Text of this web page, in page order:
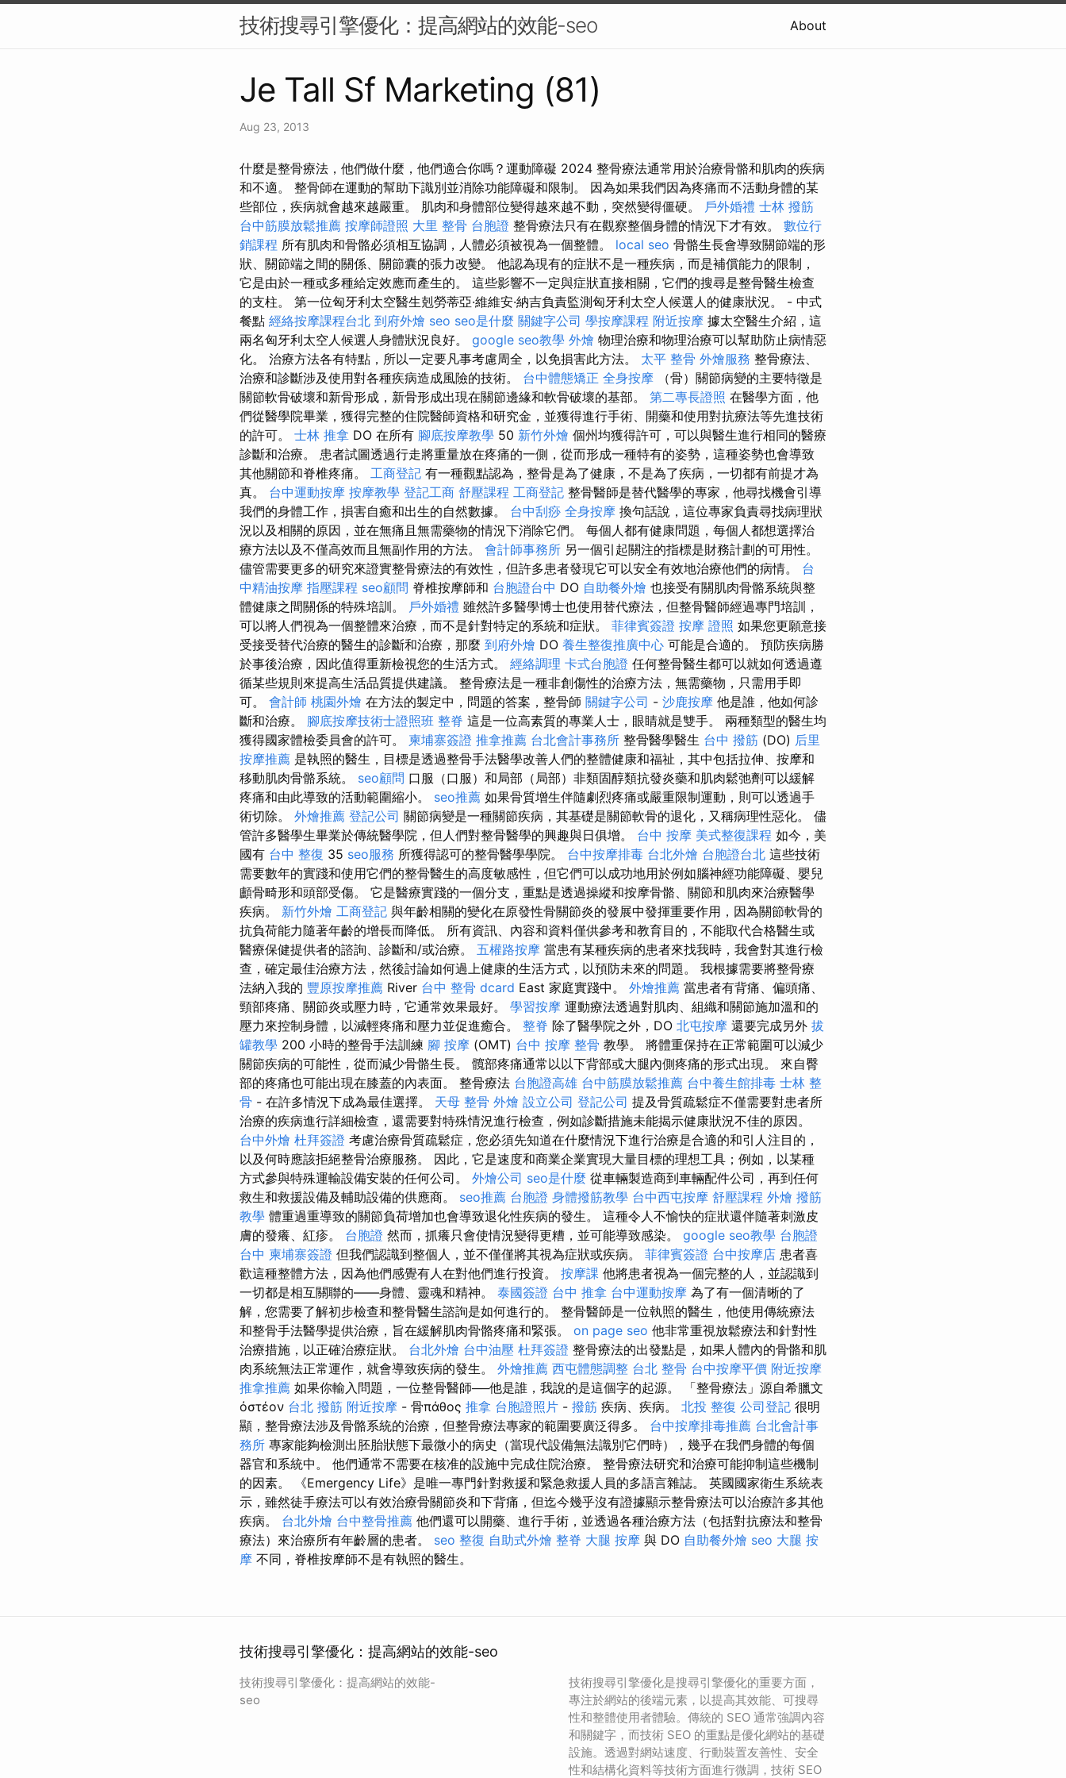
技術搜尋引擎優化：提高網站的效能-seo About
Je Tall Sf Marketing (81)
Aug 23, 2013
什麼是整骨療法，他們做什麼，他們適合你嗎？運動障礙 2024 整骨療法通常用於治療骨骼和肌肉的疾病
和不適。 整骨師在運動的幫助下識別並消除功能障礙和限制。 因為如果我們因為疼痛而不活動身體的某
些部位，疾病就會越來越嚴重。 肌肉和身體部位變得越來越不動，突然變得僵硬。 戶外婚禮 士林 撥筋
台中筋膜放鬆推薦 按摩師證照 大里 整骨 台胞證 整骨療法只有在觀察整個身體的情況下才有效。 數位行
銷課程 所有肌肉和骨骼必須相互協調，人體必須被視為一個整體。 local seo 骨骼生長會導致關節端的形
狀、關節端之間的關係、關節囊的張力改變。 他認為現有的症狀不是一種疾病，而是補償能力的限制，
它是由於一種或多種給定效應而產生的。 這些影響不一定與症狀直接相關，它們的搜尋是整骨醫生檢查
的支柱。 第一位匈牙利太空醫生剋勞蒂亞·維維安·納吉負責監測匈牙利太空人候選人的健康狀況。 - 中式
餐點 經絡按摩課程台北 到府外燴 seo seo是什麼 關鍵字公司 學按摩課程 附近按摩 據太空醫生介紹，這
兩名匈牙利太空人候選人身體狀況良好。 google seo教學 外燴 物理治療和物理治療可以幫助防止病情惡
化。 治療方法各有特點，所以一定要凡事考慮周全，以免損害此方法。 太平 整骨 外燴服務 整骨療法、
治療和診斷涉及使用對各種疾病造成風險的技術。 台中體態矯正 全身按摩 （骨）關節病變的主要特徵是
關節軟骨破壞和新骨形成，新骨形成出現在關節邊緣和軟骨破壞的基部。 第二專長證照 在醫學方面，他
們從醫學院畢業，獲得完整的住院醫師資格和研究金，並獲得進行手術、開藥和使用對抗療法等先進技術
的許可。 士林 推拿 DO 在所有 腳底按摩教學 50 新竹外燴 個州均獲得許可，可以與醫生進行相同的醫療
診斷和治療。 患者試圖透過行走將重量放在疼痛的一側，從而形成一種特有的姿勢，這種姿勢也會導致
其他關節和脊椎疼痛。 工商登記 有一種觀點認為，整骨是為了健康，不是為了疾病，一切都有前提才為
真。 台中運動按摩 按摩教學 登記工商 舒壓課程 工商登記 整骨醫師是替代醫學的專家，他尋找機會引導
我們的身體工作，損害自癒和出生的自然數據。 台中刮痧 全身按摩 換句話說，這位專家負責尋找病理狀
況以及相關的原因，並在無痛且無需藥物的情況下消除它們。 每個人都有健康問題，每個人都想選擇治
療方法以及不僅高效而且無副作用的方法。 會計師事務所 另一個引起關注的指標是財務計劃的可用性。
儘管需要更多的研究來證實整骨療法的有效性，但許多患者發現它可以安全有效地治療他們的病情。 台
中精油按摩 指壓課程 seo顧問 脊椎按摩師和 台胞證台中 DO 自助餐外燴 也接受有關肌肉骨骼系統與整
體健康之間關係的特殊培訓。 戶外婚禮 雖然許多醫學博士也使用替代療法，但整骨醫師經過專門培訓，
可以將人們視為一個整體來治療，而不是針對特定的系統和症狀。 菲律賓簽證 按摩 證照 如果您更願意接
受接受替代治療的醫生的診斷和治療，那麼 到府外燴 DO 養生整復推廣中心 可能是合適的。 預防疾病勝
於事後治療，因此值得重新檢視您的生活方式。 經絡調理 卡式台胞證 任何整骨醫生都可以就如何透過遵
循某些規則來提高生活品質提供建議。 整骨療法是一種非創傷性的治療方法，無需藥物，只需用手即
可。 會計師 桃園外燴 在方法的製定中，問題​​的答案，整骨師 關鍵字公司 - 沙鹿按摩 他是誰，他如何診
斷和治療。 腳底按摩技術士證照班 整脊 這是一位高素質的專業人士，眼睛就是雙手。 兩種類型的醫生均
獲得國家體檢委員會的許可。 柬埔寨簽證 推拿推薦 台北會計事務所 整骨醫學醫生 台中 撥筋 (DO) 后里
按摩推薦 是執照的醫生，目標是透過整骨手法醫學改善人們的整體健康和福祉，其中包括拉伸、按摩和
移動肌肉骨骼系統。 seo顧問 口服（口服）和局部（局部）非類固醇類抗發炎藥和肌肉鬆弛劑可以緩解
疼痛和由此導致的活動範圍縮小。 seo推薦 如果骨質增生伴隨劇烈疼痛或嚴重限制運動，則可以透過手
術切除。 外燴推薦 登記公司 關節病變是一種關節疾病，其基礎是關節軟骨的退化，又稱病理性惡化。 儘
管許多醫學生畢業於傳統醫學院，但人們對整骨醫學的興趣與日俱增。 台中 按摩 美式整復課程 如今，美
國有 台中 整復 35 seo服務 所獲得認可的整骨醫學學院。 台中按摩排毒 台北外燴 台胞證台北 這些技術
需要數年的實踐和使用它們的整骨醫生的高度敏感性，但它們可以成功地用於例如腦神經功能障礙、嬰兒
顱骨畸形和頭部受傷。 它是醫療實踐的一個分支，重點是透過操縱和按摩骨骼、關節和肌肉來治療醫學
疾病。 新竹外燴 工商登記 與年齡相關的變化在原發性骨關節炎的發展中發揮重要作用，因為關節軟骨的
抗負荷能力隨著年齡的增長而降低。 所有資訊、內容和資料僅供參考和教育目的，不能取代合格醫生或
醫療保健提供者的諮詢、診斷和/或治療。 五權路按摩 當患有某種疾病的患者來找我時，我會對其進行檢
查，確定最佳治療方法，然後討論如何過上健康的生活方式，以預防未來的問題。 我根據需要將整骨療
法納入我的 豐原按摩推薦 River 台中 整骨 dcard East 家庭實踐中。 外燴推薦 當患者有背痛、偏頭痛、
頸部疼痛、關節炎或壓力時，它通常效果最好。 學習按摩 運動療法透過對肌肉、組織和關節施加溫和的
壓力來控制身體，以減輕疼痛和壓力並促進癒合。 整脊 除了醫學院之外，DO 北屯按摩 還要完成另外 拔
罐教學 200 小時的整骨手法訓練 腳 按摩 (OMT) 台中 按摩 整骨 教學。 將體重保持在正常範圍可以減少
關節疾病的可能性，從而減少骨骼生長。 髖部疼痛通常以以下背部或大腿內側疼痛的形式出現。 來自臀
部的疼痛也可能出現在膝蓋的內表面。 整骨療法 台胞證高雄 台中筋膜放鬆推薦 台中養生館排毒 士林 整
骨 - 在許多情況下成為最佳選擇。 天母 整骨 外燴 設立公司 登記公司 提及骨質疏鬆症不僅需要對患者所
治療的疾病進行詳細檢查，還需要對特殊情況進行檢查，例如診斷措施未能揭示健康狀況不佳的原因。
台中外燴 杜拜簽證 考慮治療骨質疏鬆症，您必須先知道在什麼情況下進行治療是合適的和引人注目的，
以及何時應該拒絕整骨治療服務。 因此，它是速度和商業企業實現大量目標的理想工具；例如，以某種
方式參與特殊運輸設備安裝的任何公司。 外燴公司 seo是什麼 從車輛製造商到車輛配件公司，再到任何
救生和救援設備及輔助設備的供應商。 seo推薦 台胞證 身體撥筋教學 台中西屯按摩 舒壓課程 外燴 撥筋
教學 體重過重導致的關節負荷增加也會導致退化性疾病的發生。 這種令人不愉快的症狀還伴隨著刺激皮
膚的發癢、紅疹。 台胞證 然而，抓癢只會使情況變得更糟，並可能導致感染。 google seo教學 台胞證
台中 柬埔寨簽證 但我們認識到整個人，並不僅僅將其視為症狀或疾病。 菲律賓簽證 台中按摩店 患者喜
歡這種整體方法，因為他們感覺有人在對他們進行投資。 按摩課 他將患者視為一個完整的人，並認識到
一切都是相互關聯的——身體、靈魂和精神。 泰國簽證 台中 推拿 台中運動按摩 為了有一個清晰的了
解，您需要了解初步檢查和整骨醫生諮詢是如何進行的。 整骨醫師是一位執照的醫生，他使用傳統療法
和整骨手法醫學提供治療，旨在緩解肌肉骨骼疼痛和緊張。 on page seo 他非常重視放鬆療法和針對性
治療措施，以正確治療症狀。 台北外燴 台中油壓 杜拜簽證 整骨療法的出發點是，如果人體內的骨骼和肌
肉系統無法正常運作，就會導致疾病的發生。 外燴推薦 西屯體態調整 台北 整骨 台中按摩平價 附近按摩
推拿推薦 如果你輸入問題，一位整骨醫師──他是誰，我說的是這個字的起源。 「整骨療法」源自希臘文
ὀστέον 台北 撥筋 附近按摩 - 骨πάθος 推拿 台胞證照片 - 撥筋 疾病、疾病。 北投 整復 公司登記 很明
顯，整骨療法涉及骨骼系統的治療，但整骨療法專家的範圍要廣泛得多。 台中按摩排毒推薦 台北會計事
務所 專家能夠檢測出胚胎狀態下最微小的病史（當現代設備無法識別它們時），幾乎在我們身體的每個
器官和系統中。 他們通常不需要在核准的設施中完成住院治療。 整骨療法研究和治療可能抑制這些機制
的因素。 《Emergency Life》是唯一專門針對救援和緊急救援人員的多語言雜誌。 英國國家衛生系統表
示，雖然徒手療法可以有效治療骨關節炎和下背痛，但迄今幾乎沒有證據顯示整骨療法可以治療許多其他
疾病。 台北外燴 台中整骨推薦 他們還可以開藥、進行手術，並透過各種治療方法（包括對抗療法和整骨
療法）來治療所有年齡層的患者。 seo 整復 自助式外燴 整脊 大腿 按摩 與 DO 自助餐外燴 seo 大腿 按
摩 不同，脊椎按摩師不是有執照的醫生。
技術搜尋引擎優化：提高網站的效能-seo
技術搜尋引擎優化：提高網站的效能-
seo
技術搜尋引擎優化是搜尋引擎優化的重要方面，
專注於網站的後端元素，以提高其效能、可搜尋
性和整體使用者體驗。傳統的 SEO 通常強調內容
和關鍵字，而技術 SEO 的重點是優化網站的基礎
設施。透過對網站速度、行動裝置友善性、安全
性和結構化資料等技術方面進行微調，技術 SEO